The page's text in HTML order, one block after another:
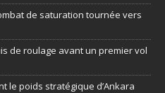
de saturation tournée vers
de roulage avant un premier vol
le poids stratégique d’Ankara